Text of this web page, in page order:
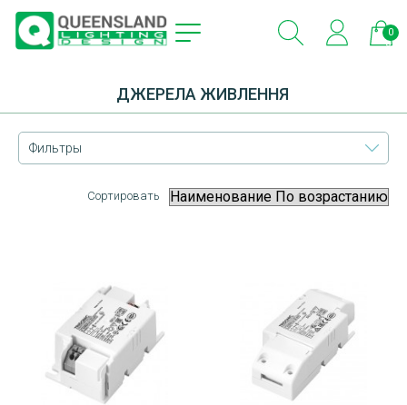
0
ДЖЕРЕЛА ЖИВЛЕННЯ
Фильтры
Сортировать